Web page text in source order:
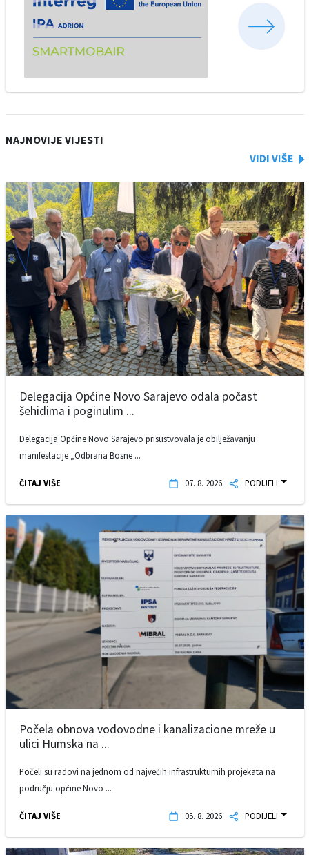
NAJNOVIJE VIJESTI
Delegacija Općine Novo Sarajevo odala počast
šehidima i poginulim ...
Delegacija Općine Novo Sarajevo prisustvovala je obilježavanju
manifestacije „Odbrana Bosne ...
ČITAJ VIŠE 07. 8. 2026. PODIJELI
Počela obnova vodovodne i kanalizacione mreže u
ulici Humska na ...
Počeli su radovi na jednom od najvećih infrastrukturnih projekata na
području općine Novo ...
ČITAJ VIŠE 05. 8. 2026. PODIJELI